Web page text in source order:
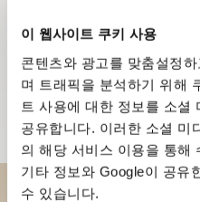
이 웹사이트 쿠키 사용
콘텐츠와 광고를 맞춤설정
며 트래픽을 분석하기 위해
트 사용에 대한 정보를 소셜
공유합니다. 이러한 소셜 미
의 해당 서비스 이용을 통해
기타 정보와 Google이 공유
수 있습니다.